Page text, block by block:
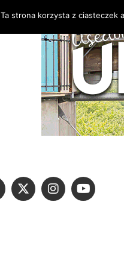
Ta strona korzysta z ciasteczek